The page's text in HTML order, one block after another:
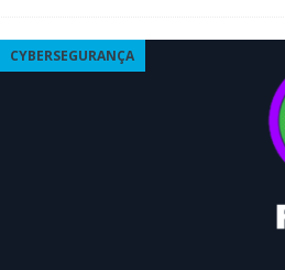
CYBERSEGURANÇA